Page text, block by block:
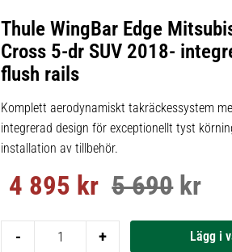
Thule WingBar Edge
Cross 5-dr SUV 2018-
flush rails
Komplett aerodynamiskt takräckessystem
integrerad design för exceptionellt tyst
installation av tillbehör.
Nedsatt pris:
4 895 kr Ordinarie pris:
5 690kr
+
-